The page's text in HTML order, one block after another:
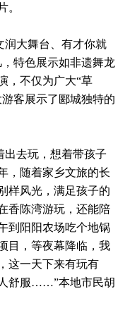
。
大舞台、有才你就
特色展示如非遗舞龙
，不仅为广大“草
客展示了郾城独特的
去玩，想着带孩子
，随着家乡文旅的长
样风光，满足孩子的
香陈湾游玩，还能陪
到阳阳农场吃个地锅
目，等夜幕降临，我
这一天下来有玩有
舒服……”本地市民胡